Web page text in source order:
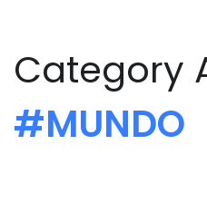
Category
#MUNDO